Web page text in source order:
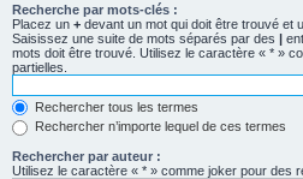
Recherche par mots-clés :
Placez un + devant un mot qui doit être trouvé et
Saisissez une suite de mots séparés par des |
mots doit être trouvé. Utilisez le caractère « * »
partielles.
Rechercher tous les termes
Rechercher n’importe lequel de ces termes
Rechercher par auteur :
Utilisez le caractère « * » comme joker pour des